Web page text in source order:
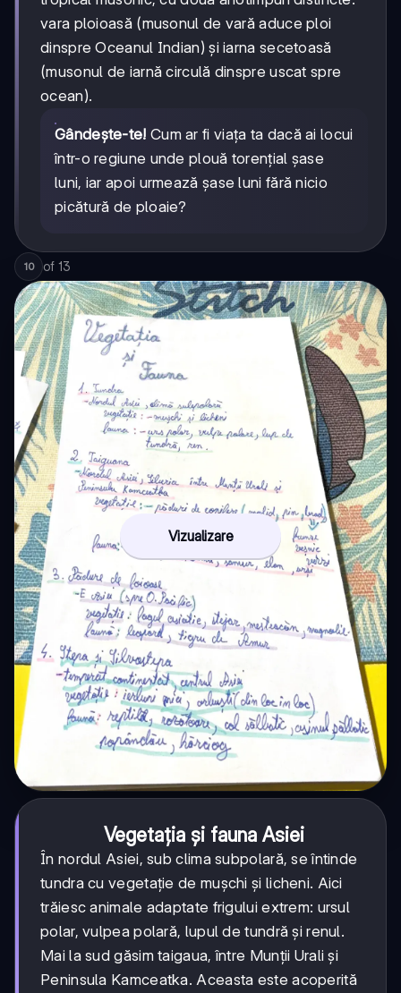
vara ploioasă (musonul de vară aduce ploi
dinspre Oceanul Indian) și iarna secetoasă
(musonul de iarnă circulă dinspre uscat spre
ocean).
Gândește-te! Cum ar fi viața ta dacă ai locui
într-o regiune unde plouă torențial șase
luni, iar apoi urmează șase luni fără nicio
picătură de ploaie?
10 of 13
Vizualizare
Vegetația și fauna Asiei
În nordul Asiei, sub clima subpolară, se întinde
tundra cu vegetație de mușchi și licheni. Aici
trăiesc animale adaptate frigului extrem: ursul
polar, vulpea polară, lupul de tundră și renul.
Mai la sud găsim taigaua, între Munții Urali și
Peninsula Kamceatka. Aceasta este acoperită